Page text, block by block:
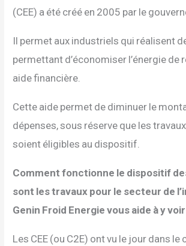
(CEE) a été créé en 2005 par le
Il permet aux industriels qui réalisent
permettant d’économiser l’énergie de
aide financière.
Cette aide permet de diminuer le
dépenses, sous réserve que les
soient éligibles au dispositif.
Comment fonctionne le dispositif
sont les travaux pour le secteur de
Genin Froid Energie vous aide à y
Les CEE (ou C2E) ont vu le jour dans le